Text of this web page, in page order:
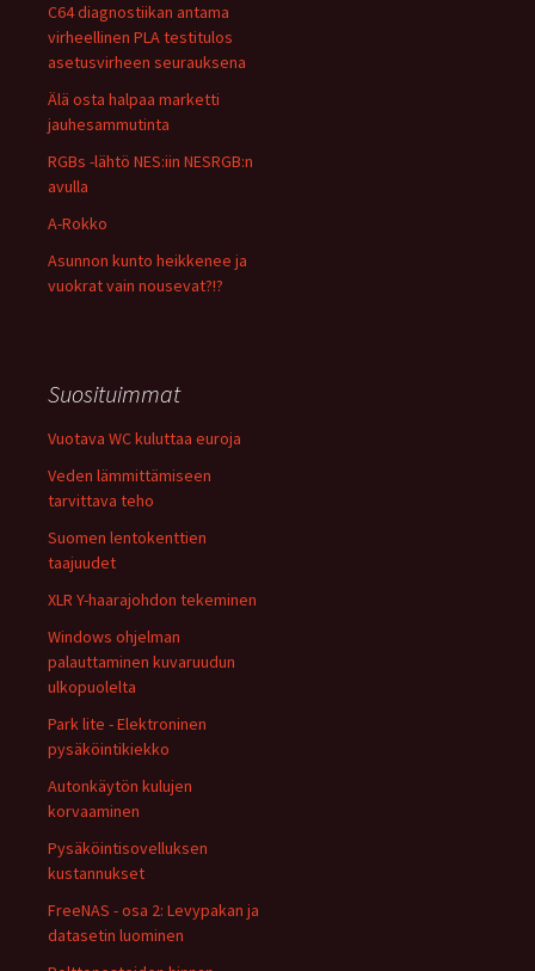
C64 diagnostiikan antama
virheellinen PLA testitulos
asetusvirheen seurauksena
Älä osta halpaa marketti
jauhesammutinta
RGBs -lähtö NES:iin NESRGB:n
avulla
A-Rokko
Asunnon kunto heikkenee ja
vuokrat vain nousevat?!?
Suosituimmat
Vuotava WC kuluttaa euroja
Veden lämmittämiseen
tarvittava teho
Suomen lentokenttien
taajuudet
XLR Y-haarajohdon tekeminen
Windows ohjelman
palauttaminen kuvaruudun
ulkopuolelta
Park lite - Elektroninen
pysäköintikiekko
Autonkäytön kulujen
korvaaminen
Pysäköintisovelluksen
kustannukset
FreeNAS - osa 2: Levypakan ja
datasetin luominen